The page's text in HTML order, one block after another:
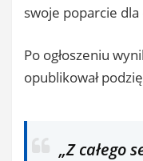
swoje poparcie
Po ogłoszeniu
opublikował
„Z całego